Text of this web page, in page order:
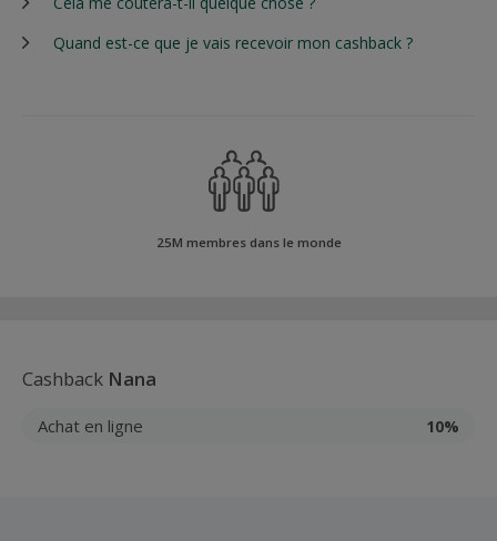
Quand est-ce que je vais recevoir mon cashback ?
25M membres dans le monde
Cashback Nana
Achat en ligne 10%